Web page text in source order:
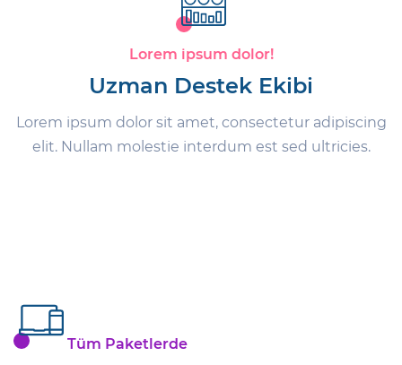
Lorem ipsum dolor!
Uzman Destek Ekibi
Lorem ipsum dolor sit amet, consectetur adipiscing
elit. Nullam molestie interdum est sed ultricies.
Tüm Paketlerde